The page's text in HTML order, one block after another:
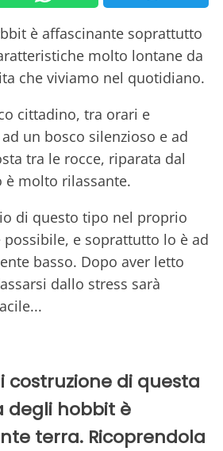
è affascinante soprattutto
molto lontane da
che viviamo nel quotidiano.
cittadino, tra orari e
un bosco silenzioso e ad
tra le rocce, riparata dal
è molto rilassante.
di questo tipo nel proprio
possibile, e soprattutto lo è ad
basso. Dopo aver letto
dallo stress sarà
costruzione di questa
degli hobbit è
terra. Ricoprendola